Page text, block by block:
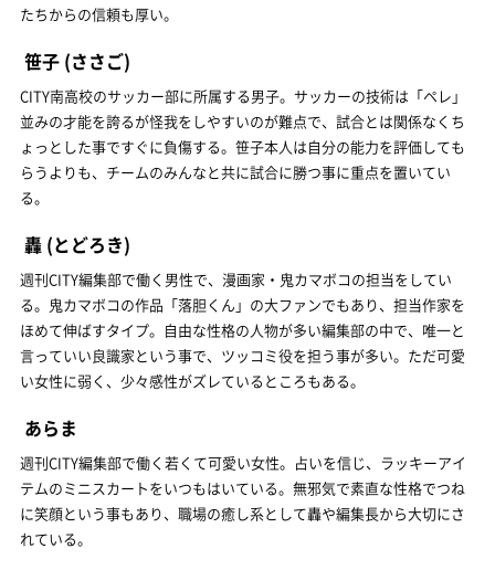
たちからの信頼も厚い。
笹子 (ささご)
CITY南高校のサッカー部に所属する男子。サッカーの技術は「ペレ」
並みの才能を誇るが怪我をしやすいのが難点で、試合とは関係なくち
ょっとした事ですぐに負傷する。笹子本人は自分の能力を評価しても
らうよりも、チームのみんなと共に試合に勝つ事に重点を置いてい
る。
轟 (とどろき)
週刊CITY編集部で働く男性で、漫画家・鬼カマボコの担当をしてい
る。鬼カマボコの作品「落胆くん」の大ファンでもあり、担当作家を
ほめて伸ばすタイプ。自由な性格の人物が多い編集部の中で、唯一と
言っていい良識家という事で、ツッコミ役を担う事が多い。ただ可愛
い女性に弱く、少々感性がズレているところもある。
あらま
週刊CITY編集部で働く若くて可愛い女性。占いを信じ、ラッキーアイ
テムのミニスカートをいつもはいている。無邪気で素直な性格でつね
に笑顔という事もあり、職場の癒し系として轟や編集長から大切にさ
れている。